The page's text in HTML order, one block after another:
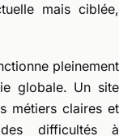
mais ciblée,
pleinement
globale. Un site
métiers claires et
difficultés à